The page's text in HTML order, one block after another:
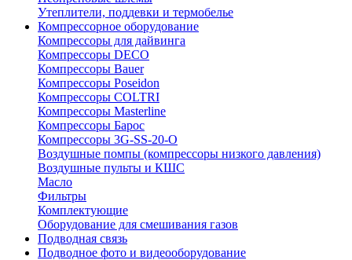
Утеплители, поддевки и термобелье
Компрессорное оборудование
Компрессоры для дайвинга
Компрессоры DECO
Компрессоры Bauer
Компрессоры Poseidon
Компрессоры COLTRI
Компрессоры Masterline
Компрессоры Барос
Компрессоры 3G-SS-20-O
Воздушные помпы (компрессоры низкого давления)
Воздушные пульты и КШС
Масло
Фильтры
Комплектующие
Оборудование для смешивания газов
Подводная связь
Подводное фото и видеооборудование